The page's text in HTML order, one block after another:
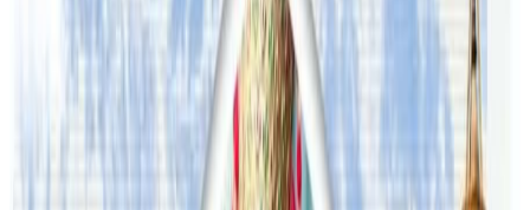
टिप्पणीहरू लोड हुँदैछ…
सम्बन्धित समाचार
अष्ट्रेलियामा नर्सको तलब पाँचौं पटक वृद्धि